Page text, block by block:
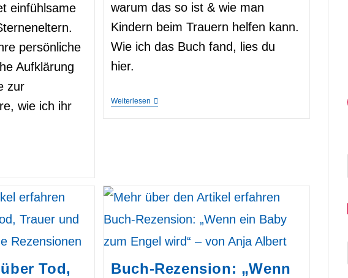
einfühlsame
persönliche
Aufklärung
zur
wie ich ihr
warum das so ist & wie man
Kindern beim Trauern helfen kann.
Wie ich das Buch fand, lies du
hier.
Weiterlesen Buch-
Tod,
Buch-Rezension: „Wenn